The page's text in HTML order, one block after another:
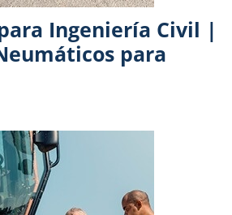
Ingeniería Civil |
para